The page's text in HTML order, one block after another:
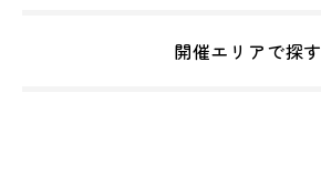
開催エリアで探す